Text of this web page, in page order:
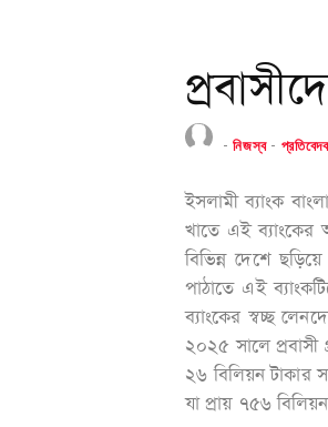
-নিজস্ব-
ইসলামী ব্যাংক
খাতে এই ব্যাংকের
বিভিন্ন দেশে
পাঠাতে এই
ব্যাংকের স্বচ্ছ
২০২৫ সালে প্রবাসী
২৬ বিলিয়ন টাকার
যা প্রায় ৭৫৬